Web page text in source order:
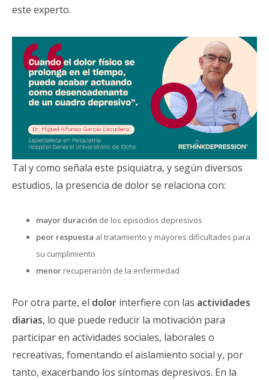
este experto.
Tal y como señala este psiquiatra, y según diversos
estudios, la presencia de dolor se relaciona con:
mayor duración de los episodios depresivos
peor respuesta al tratamiento y mayores dificultades para
su cumplimiento
menor recuperación de la enfermedad
Por otra parte, el dolor interfiere con las actividades
diarias, lo que puede reducir la motivación para
participar en actividades sociales, laborales o
recreativas, fomentando el aislamiento social y, por
tanto, exacerbando los síntomas depresivos. En la